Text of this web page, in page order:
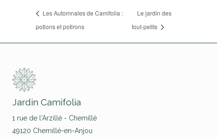
Les Automnales de Camifolia :
potions et potirons
Le jardin des
tout-petits
Jardin Camifolia
1 rue de l'Arzillé - Chemillé
49120 Chemillé-en-Anjou